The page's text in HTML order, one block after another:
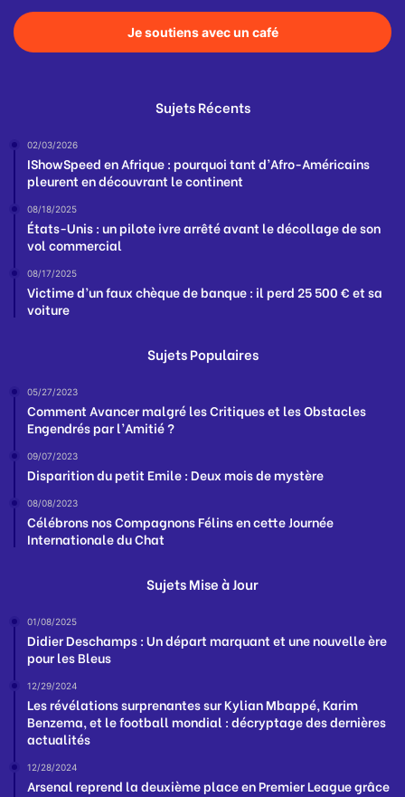
Je soutiens avec un café
Sujets Récents
02/03/2026
IShowSpeed en Afrique : pourquoi tant d’Afro-Américains
pleurent en découvrant le continent
08/18/2025
États-Unis : un pilote ivre arrêté avant le décollage de son
vol commercial
08/17/2025
Victime d’un faux chèque de banque : il perd 25 500 € et sa
voiture
Sujets Populaires
05/27/2023
Comment Avancer malgré les Critiques et les Obstacles
Engendrés par l’Amitié ?
09/07/2023
Disparition du petit Emile : Deux mois de mystère
08/08/2023
Célébrons nos Compagnons Félins en cette Journée
Internationale du Chat
Sujets Mise à Jour
01/08/2025
Didier Deschamps : Un départ marquant et une nouvelle ère
pour les Bleus
12/29/2024
Les révélations surprenantes sur Kylian Mbappé, Karim
Benzema, et le football mondial : décryptage des dernières
actualités
12/28/2024
Arsenal reprend la deuxième place en Premier League grâce